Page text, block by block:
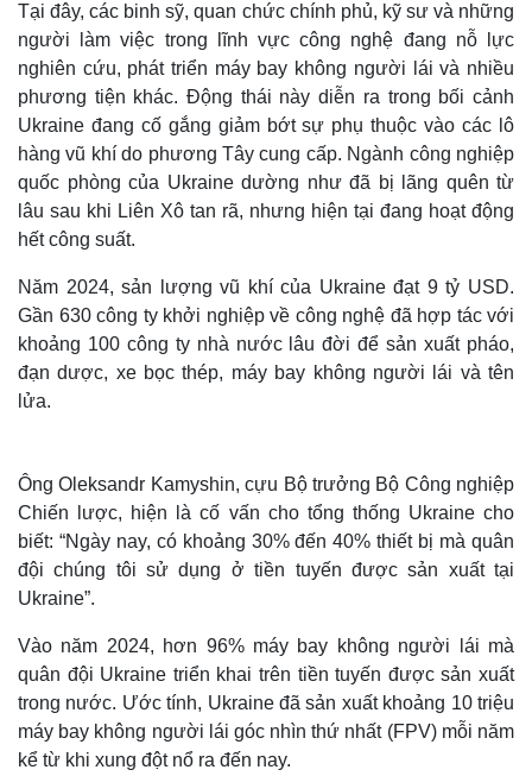
Tại đây, các binh sỹ, quan chức chính phủ, kỹ sư và những
người làm việc trong lĩnh vực công nghệ đang nỗ lực
nghiên cứu, phát triển máy bay không người lái và nhiều
phương tiện khác. Động thái này diễn ra trong bối cảnh
Ukraine đang cố gắng giảm bớt sự phụ thuộc vào các lô
hàng vũ khí do phương Tây cung cấp. Ngành công nghiệp
quốc phòng của Ukraine dường như đã bị lãng quên từ
lâu sau khi Liên Xô tan rã, nhưng hiện tại đang hoạt động
hết công suất.
Năm 2024, sản lượng vũ khí của Ukraine đạt 9 tỷ USD.
Gần 630 công ty khởi nghiệp về công nghệ đã hợp tác với
khoảng 100 công ty nhà nước lâu đời để sản xuất pháo,
đạn dược, xe bọc thép, máy bay không người lái và tên
lửa.
Ông Oleksandr Kamyshin, cựu Bộ trưởng Bộ Công nghiệp
Chiến lược, hiện là cố vấn cho tổng thống Ukraine cho
biết: “Ngày nay, có khoảng 30% đến 40% thiết bị mà quân
đội chúng tôi sử dụng ở tiền tuyến được sản xuất tại
Ukraine”.
Vào năm 2024, hơn 96% máy bay không người lái mà
quân đội Ukraine triển khai trên tiền tuyến được sản xuất
trong nước. Ước tính, Ukraine đã sản xuất khoảng 10 triệu
máy bay không người lái góc nhìn thứ nhất (FPV) mỗi năm
kể từ khi xung đột nổ ra đến nay.